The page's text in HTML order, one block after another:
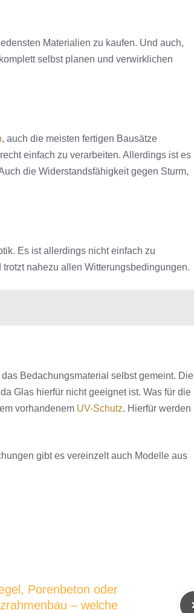
Materialien zu kaufen. Und auch,
selbst planen und verwirklichen
, auch die meisten fertigen Bausätze
einfach zu verarbeiten. Allerdings ist es
die Widerstandsfähigkeit gegen Sturm,
Es ist allerdings nicht einfach zu
nahezu allen Witterungsbedingungen.
Bedachungsmaterial selbst gemeint. Die
Glas hierfür nicht geeignet ist. Was für die
vorhandenem UV-Schutz. Hierfür werden
gibt es vereinzelt auch Modelle aus
Porenbeton oder
– welche